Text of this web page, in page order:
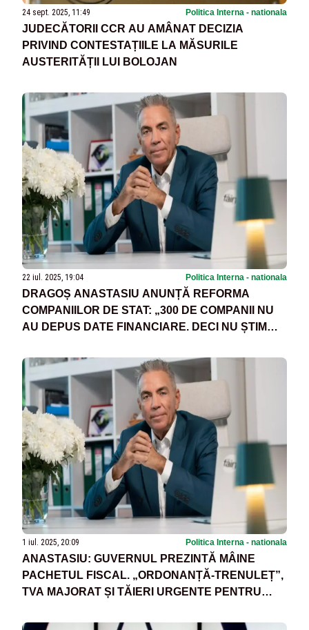
24 sept. 2025, 11:49 Politica Interna - nationala
JUDECĂTORII CCR AU AMÂNAT DECIZIA
PRIVIND CONTESTAȚIILE LA MĂSURILE
AUSTERITĂȚII LUI BOLOJAN
22 iul. 2025, 19:04 Politica Interna - nationala
DRAGOȘ ANASTASIU ANUNȚĂ REFORMA
COMPANIILOR DE STAT: „300 DE COMPANII NU
AU DEPUS DATE FINANCIARE. DECI NU ȘTIM
ZERO”
1 iul. 2025, 20:09 Politica Interna - nationala
ANASTASIU: GUVERNUL PREZINTĂ MÂINE
PACHETUL FISCAL. „ORDONANȚĂ-TRENULEȚ”,
TVA MAJORAT ȘI TĂIERI URGENTE PENTRU